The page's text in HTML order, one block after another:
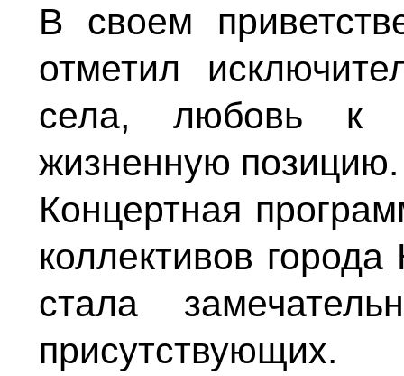
В своем
отметил
села, любовь к
жизненную позицию.
Концертная
коллективов
стала
присутствующих.